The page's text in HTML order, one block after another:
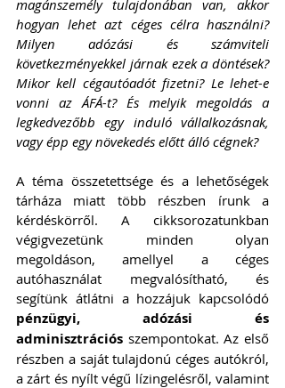
magánszemély tulajdonában van, akkor
hogyan lehet azt céges célra használni?
Milyen adózási és számviteli
következményekkel járnak ezek a döntések?
Mikor kell cégautóadót fizetni? Le lehet-e
vonni az ÁFÁ-t? És melyik megoldás a
legkedvezőbb egy induló vállalkozásnak,
vagy épp egy növekedés előtt álló cégnek?
A téma összetettsége és a lehetőségek
tárháza miatt több részben írunk a
kérdéskörről. A cikksorozatunkban
végigvezetünk minden olyan
megoldáson, amellyel a céges
autóhasználat megvalósítható, és
pénzügyi, adózási és
adminisztrációs szempontokat. Az első
részben a saját tulajdonú céges autókról,
a zárt és nyílt végű lízingelésről, valamint